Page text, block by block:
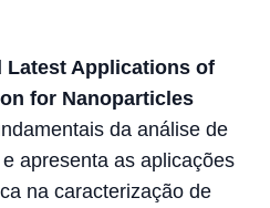
Latest Applications of
for Nanoparticles
da análise de
apresenta as aplicações
na caracterização de